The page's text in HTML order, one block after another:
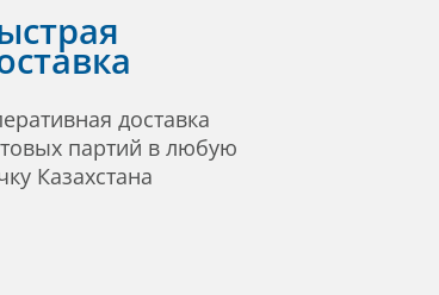
доставка
партий в любую
Казахстана